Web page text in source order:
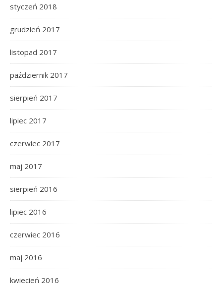
styczeń 2018
grudzień 2017
listopad 2017
październik 2017
sierpień 2017
lipiec 2017
czerwiec 2017
maj 2017
sierpień 2016
lipiec 2016
czerwiec 2016
maj 2016
kwiecień 2016